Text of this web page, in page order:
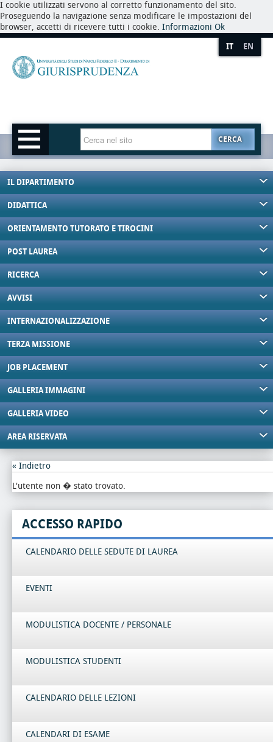
I cookie utilizzati servono al corretto funzionamento del sito.
Proseguendo la navigazione senza modificare le impostazioni del
browser, accetti di ricevere tutti i cookie. Informazioni Ok
IT EN
CERCA
IL DIPARTIMENTO
DIDATTICA
ORIENTAMENTO TUTORATO E TIROCINI
POST LAUREA
RICERCA
AVVISI
INTERNAZIONALIZZAZIONE
TERZA MISSIONE
JOB PLACEMENT
GALLERIA IMMAGINI
GALLERIA VIDEO
AREA RISERVATA
« Indietro
L'utente non � stato trovato.
ACCESSO RAPIDO
CALENDARIO DELLE SEDUTE DI LAUREA
EVENTI
MODULISTICA DOCENTE / PERSONALE
MODULISTICA STUDENTI
CALENDARIO DELLE LEZIONI
CALENDARI DI ESAME